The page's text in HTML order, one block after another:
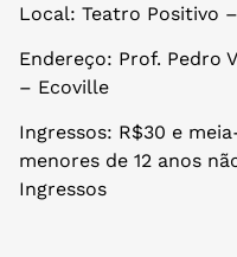
Local: Teatro Positivo
Endereço: Prof. Pedro
– Ecoville
Ingressos: R$30 e
menores de 12 anos
Ingressos